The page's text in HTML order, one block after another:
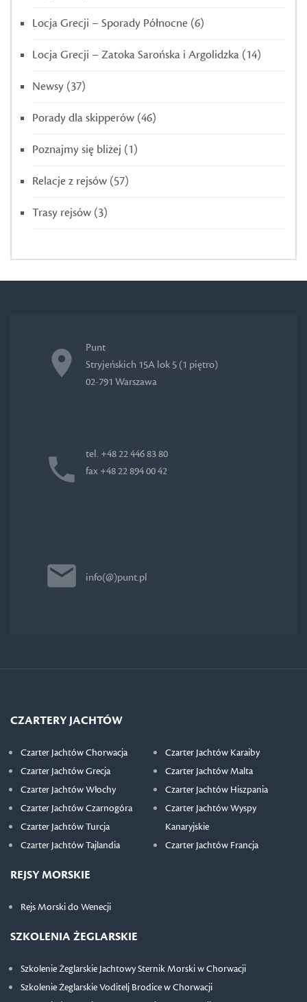
Locja Grecji – Sporady Północne (6)
Locja Grecji – Zatoka Sarońska i Argolidzka (14)
Newsy (37)
Porady dla skipperów (46)
Poznajmy się bliżej (1)
Relacje z rejsów (57)
Trasy rejsów (3)
Punt
Stryjeńskich 15A lok 5 (1 piętro)
02-791 Warszawa
tel. +48 22 446 83 80
fax +48 22 894 00 42
info(@)punt.pl
CZARTERY JACHTÓW
Czarter Jachtów Chorwacja
Czarter Jachtów Grecja
Czarter Jachtów Włochy
Czarter Jachtów Czarnogóra
Czarter Jachtów Turcja
Czarter Jachtów Tajlandia
Czarter Jachtów Karaiby
Czarter Jachtów Malta
Czarter Jachtów Hiszpania
Czarter Jachtów Wyspy
Kanaryjskie
Czarter Jachtów Francja
REJSY MORSKIE
Rejs Morski do Wenecji
SZKOLENIA ŻEGLARSKIE
Szkolenie Żeglarskie Jachtowy Sternik Morski w Chorwacji
Szkolenie Żeglarskie Voditelj Brodice w Chorwacji